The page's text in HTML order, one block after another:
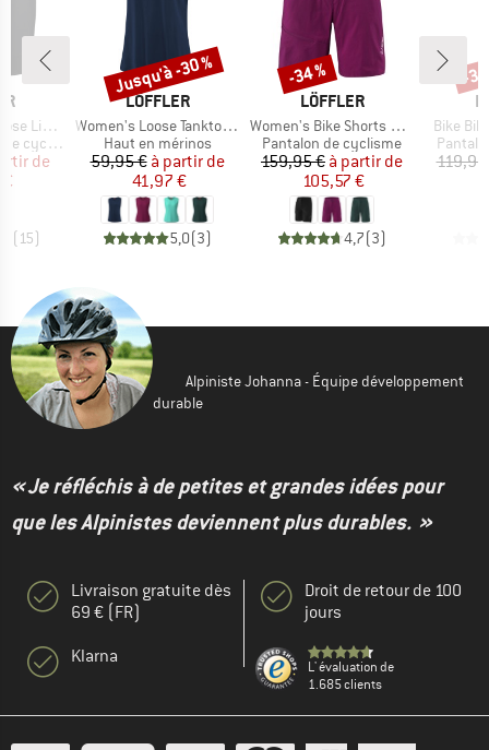
Hotbond
réduit
de
(15)
MARQUE
LÖFFLER
Article
Women's Loose Tanktop Merino-Tencel
Product group
Haut en mérinos
Prix
59,95 € Prix réduit
à partir de
41,97 €
5,0(3)
Remise
Jusqu'à -30 %
MARQUE
LÖFFLER
Article
Women's Bike Shorts Comfort Comfort-Stretch-Light
Product group
Pantalon de cyclisme
Prix
159,95 € Prix réduit
à partir de
105,57 €
4,7(3)
Remise
-34 %
Article
Bike
-
Alpiniste Johanna - Équipe développement
durable
« Je réfléchis à de petites et grandes idées pour
que les Alpinistes deviennent plus durables. »
Livraison gratuite dès
69 € (FR)
Klarna
Droit de retour de 100
jours
L' évaluation de
1.685 clients